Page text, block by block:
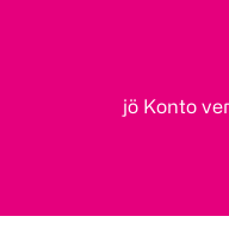
jö Konto